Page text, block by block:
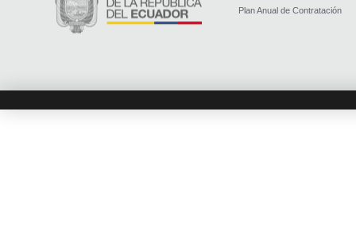
Plan Anual de Contratación